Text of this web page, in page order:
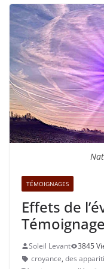
TÉMOIGNAGES
Effets de
Témoignage
Soleil Levant 3845
croyance, des